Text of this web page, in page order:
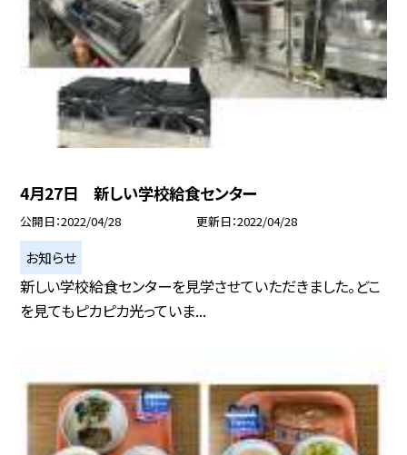
4月27日 新しい学校給食センター
公開日 2022/04/28 更新日 2022/04/28
お知らせ
新しい学校給食センターを見学させていただきました。どこ
を見てもピカピカ光っていま...